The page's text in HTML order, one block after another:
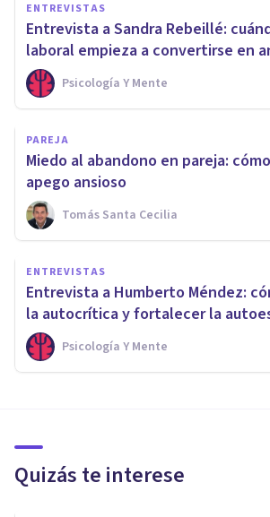
ENTREVISTAS
Entrevista a Sandra Rebeillé:
laboral empieza a convertirse en
Psicología Y Mente
PAREJA
Miedo al abandono en pareja:
apego ansioso
Tomás Santa Cecilia
ENTREVISTAS
Entrevista a Humberto Méndez:
la autocrítica y fortalecer la
Psicología Y Mente
Quizás te interese